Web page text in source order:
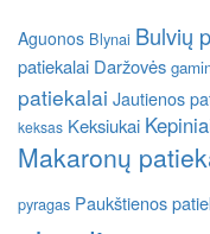
Aguonos Blynai Bulvių
patiekalai Daržovės
patiekalai Jautienos
keksas Keksiukai
Makaronų
pyragas Paukštienos